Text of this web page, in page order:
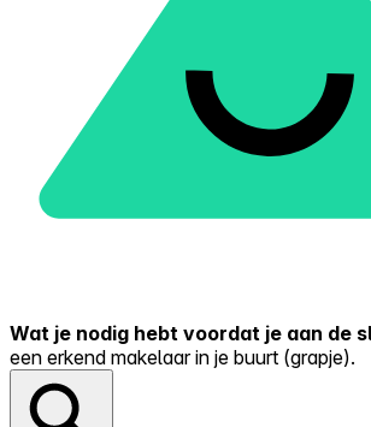
Wat je nodig hebt voordat je aan de
een erkend makelaar in je buurt (grapje).